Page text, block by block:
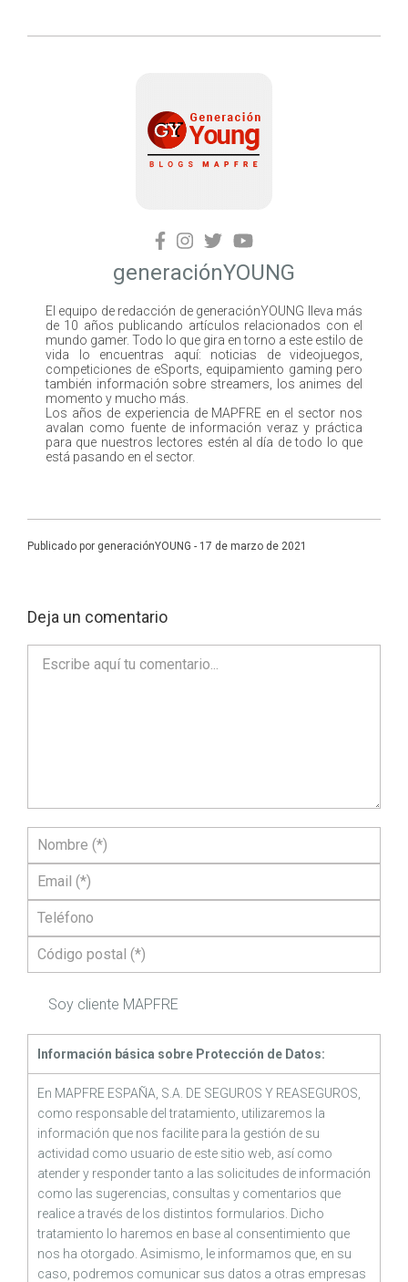
generaciónYOUNG
El equipo de redacción de generaciónYOUNG lleva más
de 10 años publicando artículos relacionados con el
mundo gamer. Todo lo que gira en torno a este estilo de
vida lo encuentras aquí: noticias de videojuegos,
competiciones de eSports, equipamiento gaming pero
también información sobre streamers, los animes del
momento y mucho más.
Los años de experiencia de MAPFRE en el sector nos
avalan como fuente de información veraz y práctica
para que nuestros lectores estén al día de todo lo que
está pasando en el sector.
Publicado por generaciónYOUNG - 17 de marzo de 2021
Deja un comentario
Soy cliente MAPFRE
Información básica sobre Protección de Datos:
En MAPFRE ESPAÑA, S.A. DE SEGUROS Y REASEGUROS,
como responsable del tratamiento, utilizaremos la
información que nos facilite para la gestión de su
actividad como usuario de este sitio web, así como
atender y responder tanto a las solicitudes de información
como las sugerencias, consultas y comentarios que
realice a través de los distintos formularios. Dicho
tratamiento lo haremos en base al consentimiento que
nos ha otorgado. Asimismo, le informamos que, en su
caso, podremos comunicar sus datos a otras empresas